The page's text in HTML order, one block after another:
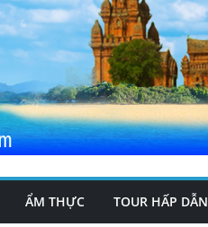
ẨM THỰC TOUR HẤP DẪN